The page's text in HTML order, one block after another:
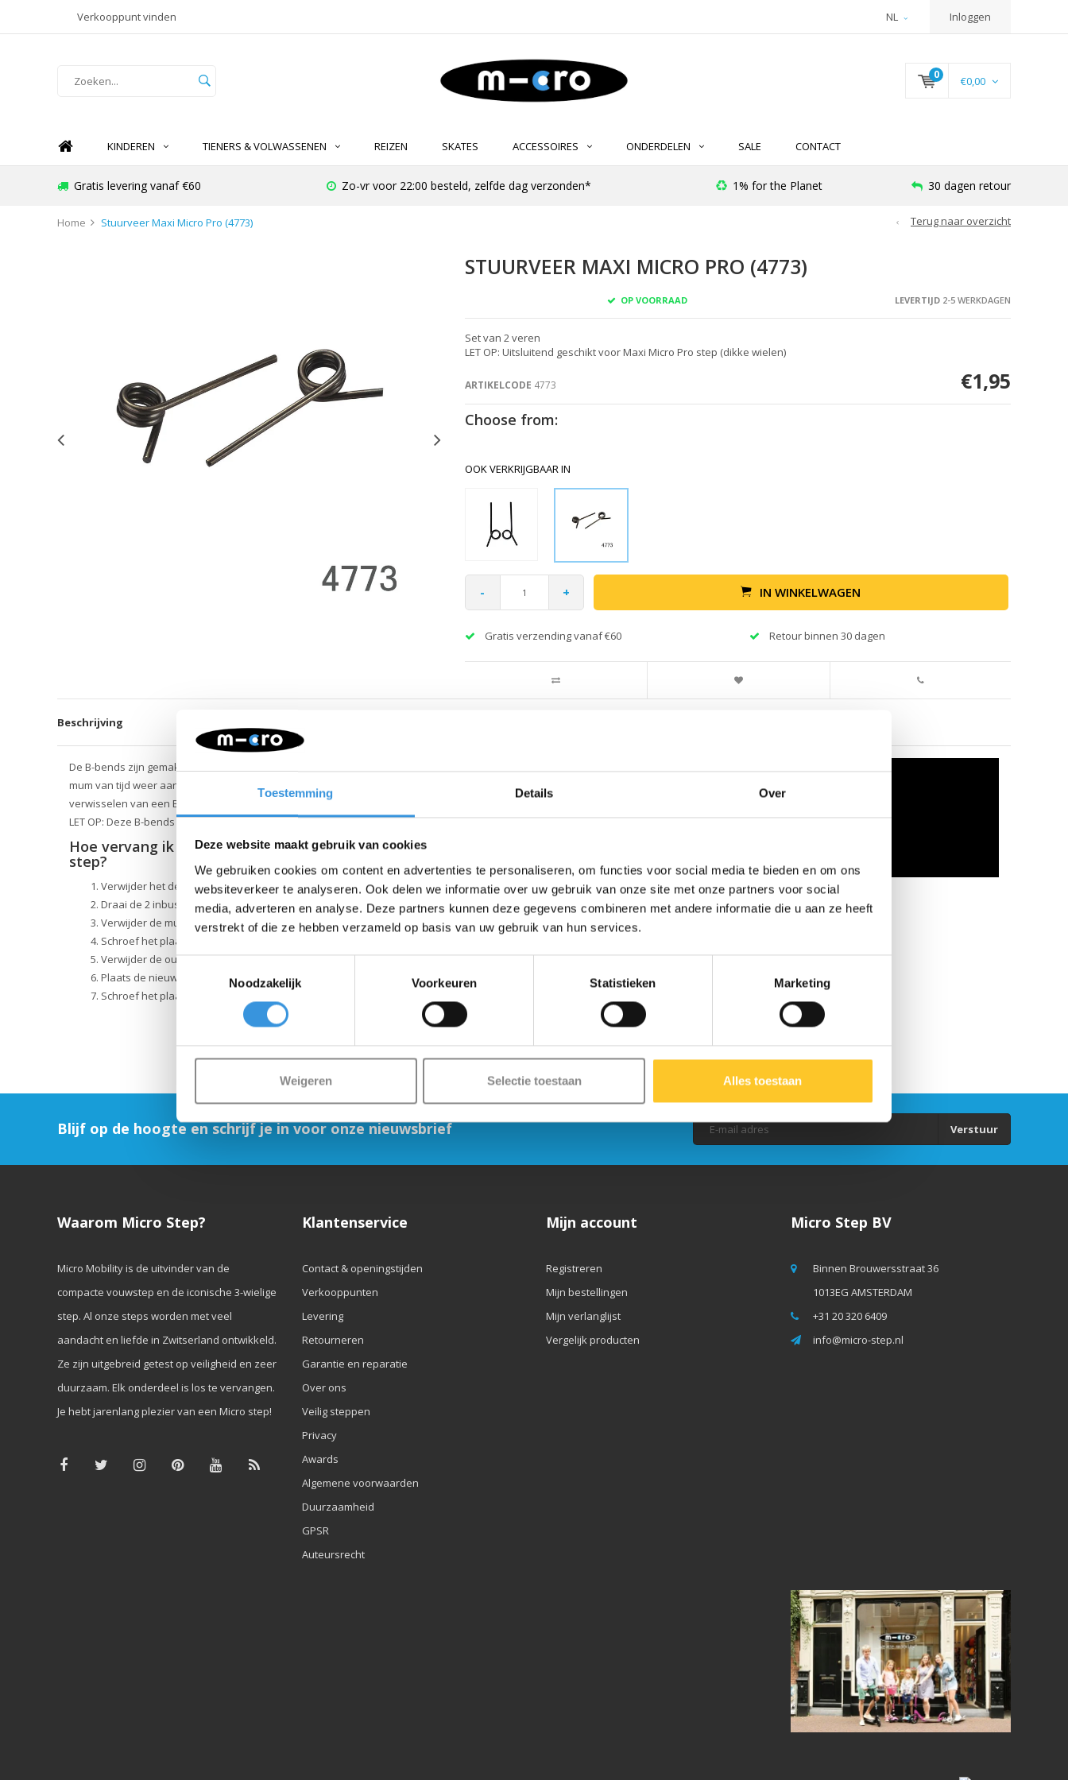
Toestemming Details Over
Deze website maakt gebruik van cookies
We gebruiken cookies om content en advertenties te personaliseren, om functies voor social media te bieden en om ons
websiteverkeer te analyseren. Ook delen we informatie over uw gebruik van onze site met onze partners voor social
media, adverteren en analyse. Deze partners kunnen deze gegevens combineren met andere informatie die u aan ze heeft
verstrekt of die ze hebben verzameld op basis van uw gebruik van hun services.
Toestemmingsselectie
Noodzakelijk
Voorkeuren Statistieken Marketing
Weigeren Selectie toestaan Alles toestaan
Verkooppunt vinden NL Inloggen
0 €0,00
KINDEREN TIENERS & VOLWASSENEN REIZEN SKATES ACCESSOIRES ONDERDELEN SALE CONTACT
Gratis levering vanaf €60 Zo-vr voor 22:00 besteld, zelfde dag verzonden* 1% for the Planet 30 dagen retour
Home Stuurveer Maxi Micro Pro (4773) Terug naar overzicht
STUURVEER MAXI MICRO PRO (4773)
OP VOORRAAD LEVERTIJD2-5 WERKDAGEN
Set van 2 veren
LET OP: Uitsluitend geschikt voor Maxi Micro Pro step (dikke wielen)
ARTIKELCODE 4773 €1,95
Choose from:
OOK VERKRIJGBAAR IN
- + IN WINKELWAGEN
Gratis verzending vanaf €60 Retour binnen 30 dagen
Beschrijving
De B-bends zijn gemakkelijk zelf te vervangen, de instructies staan hieronder. Je kind is in een
mum van tijd weer aan het steppen! Hiernaast staat een instructievideo over het het
verwisselen van een B-bend bij een Maxi Micro. Bij de Mini Micro gaat het op dezelfde manier.
LET OP: Deze B-bends zijn niet geschikt voor de Mini Micro step met zwarte wielen.
Hoe vervang ik de b-bend stuurveren van mijn Maxi Micro Pro
step?
Verwijder het dekje (het zit met 8 kruiskopschroeven vast)
Draai de 2 inbusbouten die aan de voorkant van de bodemplaat los
Verwijder de mudguard
Schroef het plaatje dat over de veer heen zit los
Verwijder de oude stuurveren
Plaats de nieuwe veren op dezelfde manier
Schroef het plaatje terug
Blijf op de hoogte en schrijf je in voor onze nieuwsbrief Verstuur
Waarom Micro Step?
Micro Mobility is de uitvinder van de
compacte vouwstep en de iconische 3-wielige
step. Al onze steps worden met veel
aandacht en liefde in Zwitserland ontwikkeld.
Ze zijn uitgebreid getest op veiligheid en zeer
duurzaam. Elk onderdeel is los te vervangen.
Je hebt jarenlang plezier van een Micro step!
Klantenservice
Contact & openingstijden
Verkooppunten
Levering
Retourneren
Garantie en reparatie
Over ons
Veilig steppen
Privacy
Awards
Algemene voorwaarden
Duurzaamheid
GPSR
Auteursrecht
Mijn account
Registreren
Mijn bestellingen
Mijn verlanglijst
Vergelijk producten
Micro Step BV
Binnen Brouwersstraat 36
1013EG AMSTERDAM
+31 20 320 6409
info@micro-step.nl